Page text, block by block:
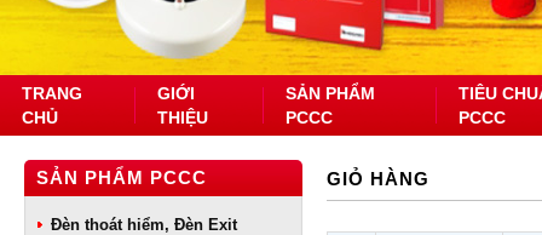
TRANG
CHỦ
GIỚI
THIỆU
SẢN PHẨM
PCCC
TIÊU
PCCC
SẢN PHẨM PCCC
Đèn thoát hiểm, Đèn Exit
GIỎ HÀNG